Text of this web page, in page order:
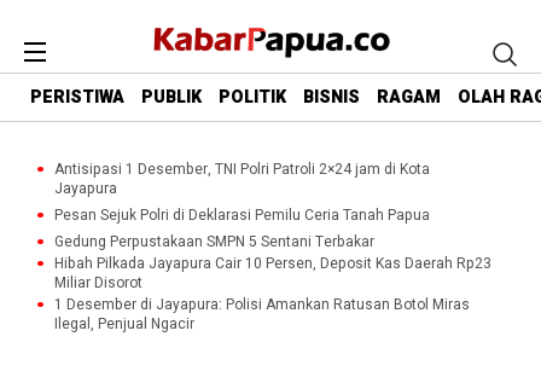
PERISTIWA PUBLIK POLITIK BISNIS RAGAM OLAH
Antisipasi 1 Desember, TNI Polri Patroli 2×24 jam di Kota
Jayapura
Pesan Sejuk Polri di Deklarasi Pemilu Ceria Tanah Papua
Gedung Perpustakaan SMPN 5 Sentani Terbakar
Hibah Pilkada Jayapura Cair 10 Persen, Deposit Kas Daerah Rp23
Miliar Disorot
1 Desember di Jayapura: Polisi Amankan Ratusan Botol Miras
Ilegal, Penjual Ngacir